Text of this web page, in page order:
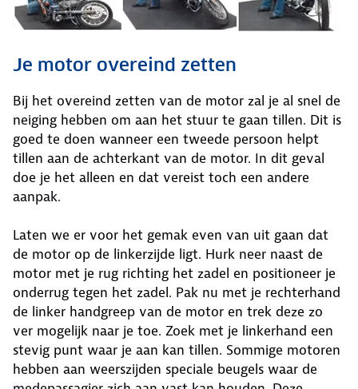
Je motor overeind zetten
Bij het overeind zetten van de motor zal je al snel de
neiging hebben om aan het stuur te gaan tillen. Dit is
goed te doen wanneer een tweede persoon helpt
tillen aan de achterkant van de motor. In dit geval
doe je het alleen en dat vereist toch een andere
aanpak.
Laten we er voor het gemak even van uit gaan dat
de motor op de linkerzijde ligt. Hurk neer naast de
motor met je rug richting het zadel en positioneer je
onderrug tegen het zadel. Pak nu met je rechterhand
de linker handgreep van de motor en trek deze zo
ver mogelijk naar je toe. Zoek met je linkerhand een
stevig punt waar je aan kan tillen. Sommige motoren
hebben aan weerszijden speciale beugels waar de